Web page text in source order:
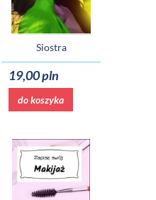
Siostra
19,00 pln
do koszyka